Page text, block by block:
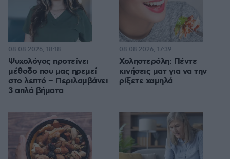
Ψυχολόγος προτείνει
μέθοδο που μας ηρεμεί
στο λεπτό – Περιλαμβάνει
3 απλά βήματα
08.08.2026, 18:18
Χοληστερόλη: Πέντε
κινήσεις ματ για να την
ρίξετε χαμηλά
08.08.2026, 17:39